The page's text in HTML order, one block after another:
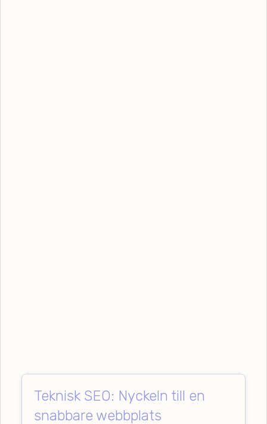
Teknisk SEO: Nyckeln till en
snabbare webbplats